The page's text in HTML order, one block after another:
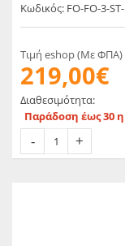
Κωδικός: FO-FO-3-
Τιμή eshop (Με ΦΠΑ)
219,00€
Διαθεσιμότητα:
Παράδοση έως 30